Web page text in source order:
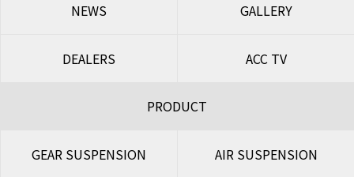
NEWS GALLERY
DEALERS ACC TV
PRODUCT
GEAR SUSPENSION AIR SUSPENSION